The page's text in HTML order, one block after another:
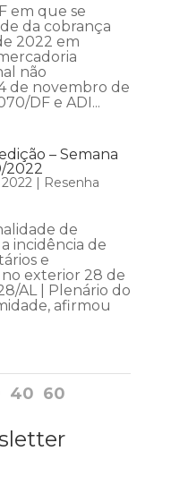
em que se
da cobrança
2022 em
não
de novembro de
DF e ADI...
– Semana
2022
| Resenha
de
incidência de
e
exterior 28 de
AL | Plenário do
afirmou
40 60